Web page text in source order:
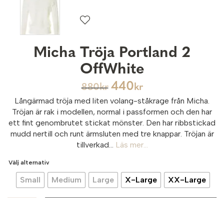
Micha Tröja Portland 2
OffWhite
880kr 440 kr
Långärmad tröja med liten volang-ståkrage från Micha.
Tröjan är rak i modellen, normal i passformen och den har
ett fint genombrutet stickat mönster. Den har ribbstickad
mudd nertill och runt ärmsluten med tre knappar. Tröjan är
tillverkad...
Läs mer...
Välj alternativ
Small Medium Large X-Large XX-Large